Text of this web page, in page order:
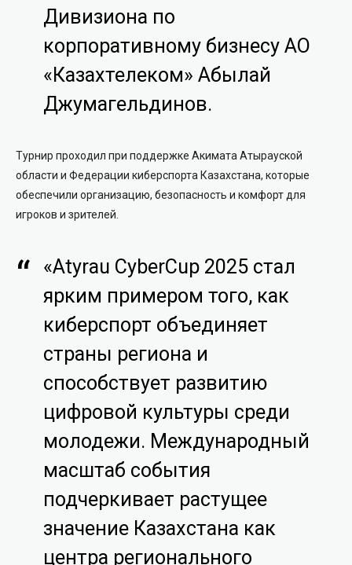
Дивизиона по
корпоративному бизнесу АО
«Казахтелеком» Абылай
Джумагельдинов.
Турнир проходил при поддержке Акимата Атырауской
области и Федерации киберспорта Казахстана, которые
обеспечили организацию, безопасность и комфорт для
игроков и зрителей.
«Atyrau CyberCup 2025 стал
ярким примером того, как
киберспорт объединяет
страны региона и
способствует развитию
цифровой культуры среди
молодежи. Международный
масштаб события
подчеркивает растущее
значение Казахстана как
центра регионального